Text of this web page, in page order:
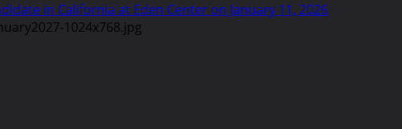
in California at Eden Center on January 11, 2026